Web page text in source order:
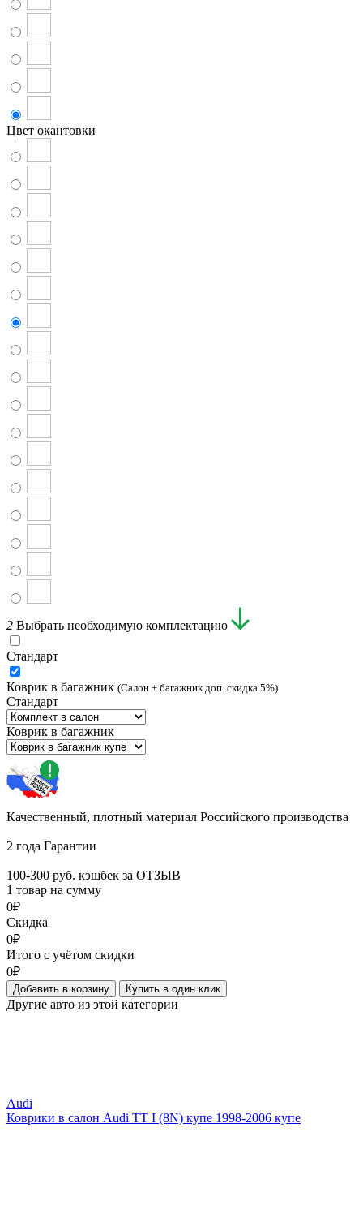
Цвет окантовки
2 Выбрать необходимую комплектацию
Стандарт
Коврик в багажник (Салон + багажник доп. скидка 5%)
Стандарт
Коврик в багажник
Качественный, плотный материал Российского производства
2 года Гарантии
100-300 руб. кэшбек за ОТЗЫВ
1 товар на сумму
0₽
Скидка
0₽
Итого с учётом скидки
0₽
Добавить в корзину Купить в один клик
Другие авто из этой категории
Audi
Коврики в салон Audi TT I (8N) купе 1998-2006 купе